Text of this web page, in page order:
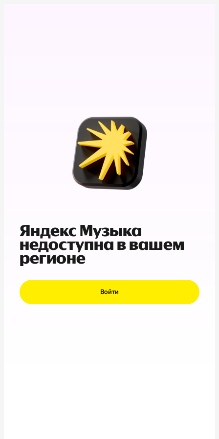
Яндекс Музыка
недоступна в вашем
регионе
Войти